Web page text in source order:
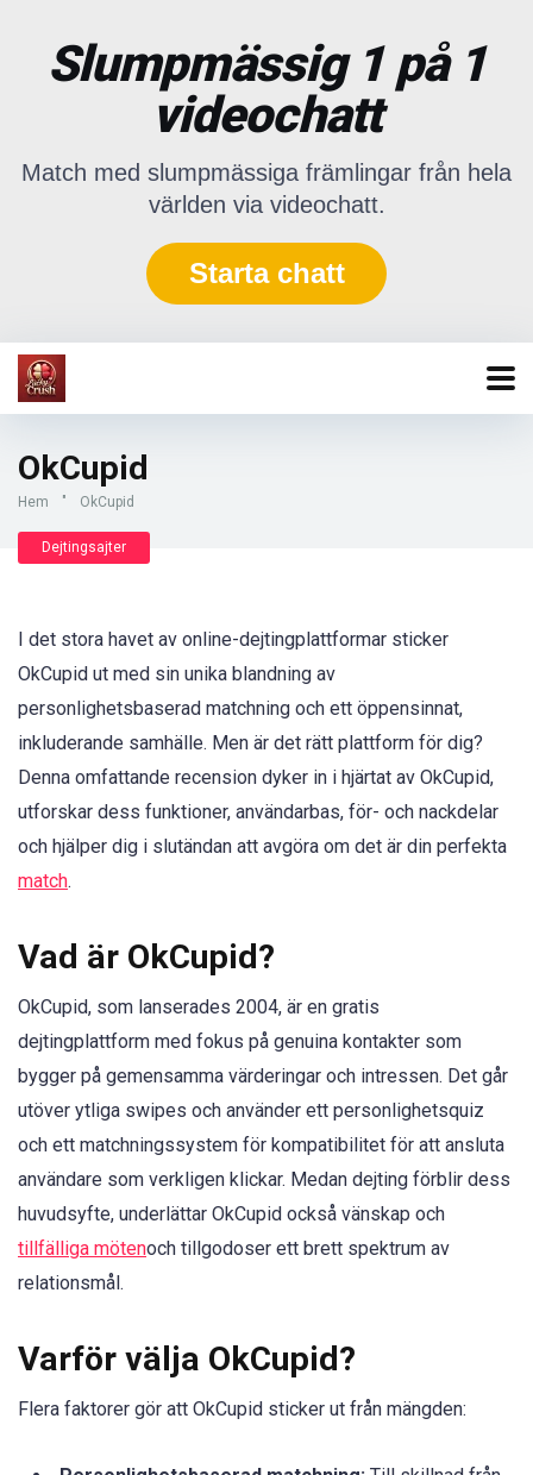
Slumpmässig 1 på 1
videochatt
Match med slumpmässiga främlingar från hela
världen via videochatt.
Starta chatt
OkCupid
Hem " OkCupid
Dejtingsajter
I det stora havet av online-dejtingplattformar sticker
OkCupid ut med sin unika blandning av
personlighetsbaserad matchning och ett öppensinnat,
inkluderande samhälle. Men är det rätt plattform för dig?
Denna omfattande recension dyker in i hjärtat av OkCupid,
utforskar dess funktioner, användarbas, för- och nackdelar
och hjälper dig i slutändan att avgöra om det är din perfekta
match.
Vad är OkCupid?
OkCupid, som lanserades 2004, är en gratis
dejtingplattform med fokus på genuina kontakter som
bygger på gemensamma värderingar och intressen. Det går
utöver ytliga swipes och använder ett personlighetsquiz
och ett matchningssystem för kompatibilitet för att ansluta
användare som verkligen klickar. Medan dejting förblir dess
huvudsyfte, underlättar OkCupid också vänskap och
tillfälliga mötenoch tillgodoser ett brett spektrum av
relationsmål.
Varför välja OkCupid?
Flera faktorer gör att OkCupid sticker ut från mängden: